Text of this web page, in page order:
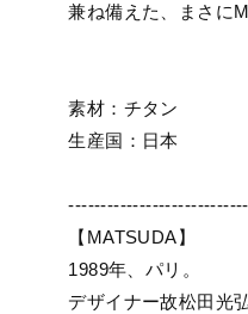
兼ね備えた、まさに
素材：チタン
生産国：日本
【MATSUDA】
1989年、パリ。
デザイナー故松田光